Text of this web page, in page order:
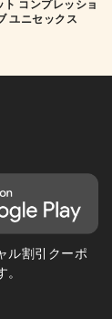
コンプレッショ
ユニセックス
ル割引クーポ